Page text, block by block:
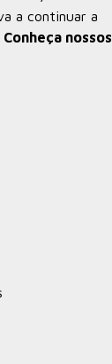
a continuar a
Conheça nossos